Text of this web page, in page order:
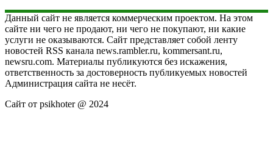
Данный сайт не является коммерческим проектом. На этом
сайте ни чего не продают, ни чего не покупают, ни какие
услуги не оказываются. Сайт представляет собой ленту
новостей RSS канала news.rambler.ru, kommersant.ru,
newsru.com. Материалы публикуются без искажения,
ответственность за достоверность публикуемых новостей
Администрация сайта не несёт.
Сайт от psikhoter @ 2024